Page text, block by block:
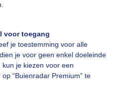
voor toegang
je toestemming voor alle
je voor geen enkel doeleinde
je kiezen voor een
“Buienradar Premium” te